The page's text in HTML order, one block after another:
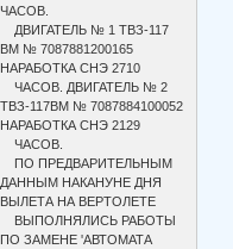
ЧАСОВ.
ДВИГАТЕЛЬ № 1 ТВЗ-117
ВМ № 7087881200165
НАРАБОТКА СНЭ 2710
ЧАСОВ. ДВИГАТЕЛЬ № 2
ТВЗ-117ВМ № 7087884100052
НАРАБОТКА СНЭ 2129
ЧАСОВ.
ПО ПРЕДВАРИТЕЛЬНЫМ
ДАННЫМ НАКАНУНЕ ДНЯ
ВЫЛЕТА НА ВЕРТОЛЕТЕ
ВЫПОЛНЯЛИСЬ РАБОТЫ
ПО ЗАМЕНЕ 'АВТОМАТА